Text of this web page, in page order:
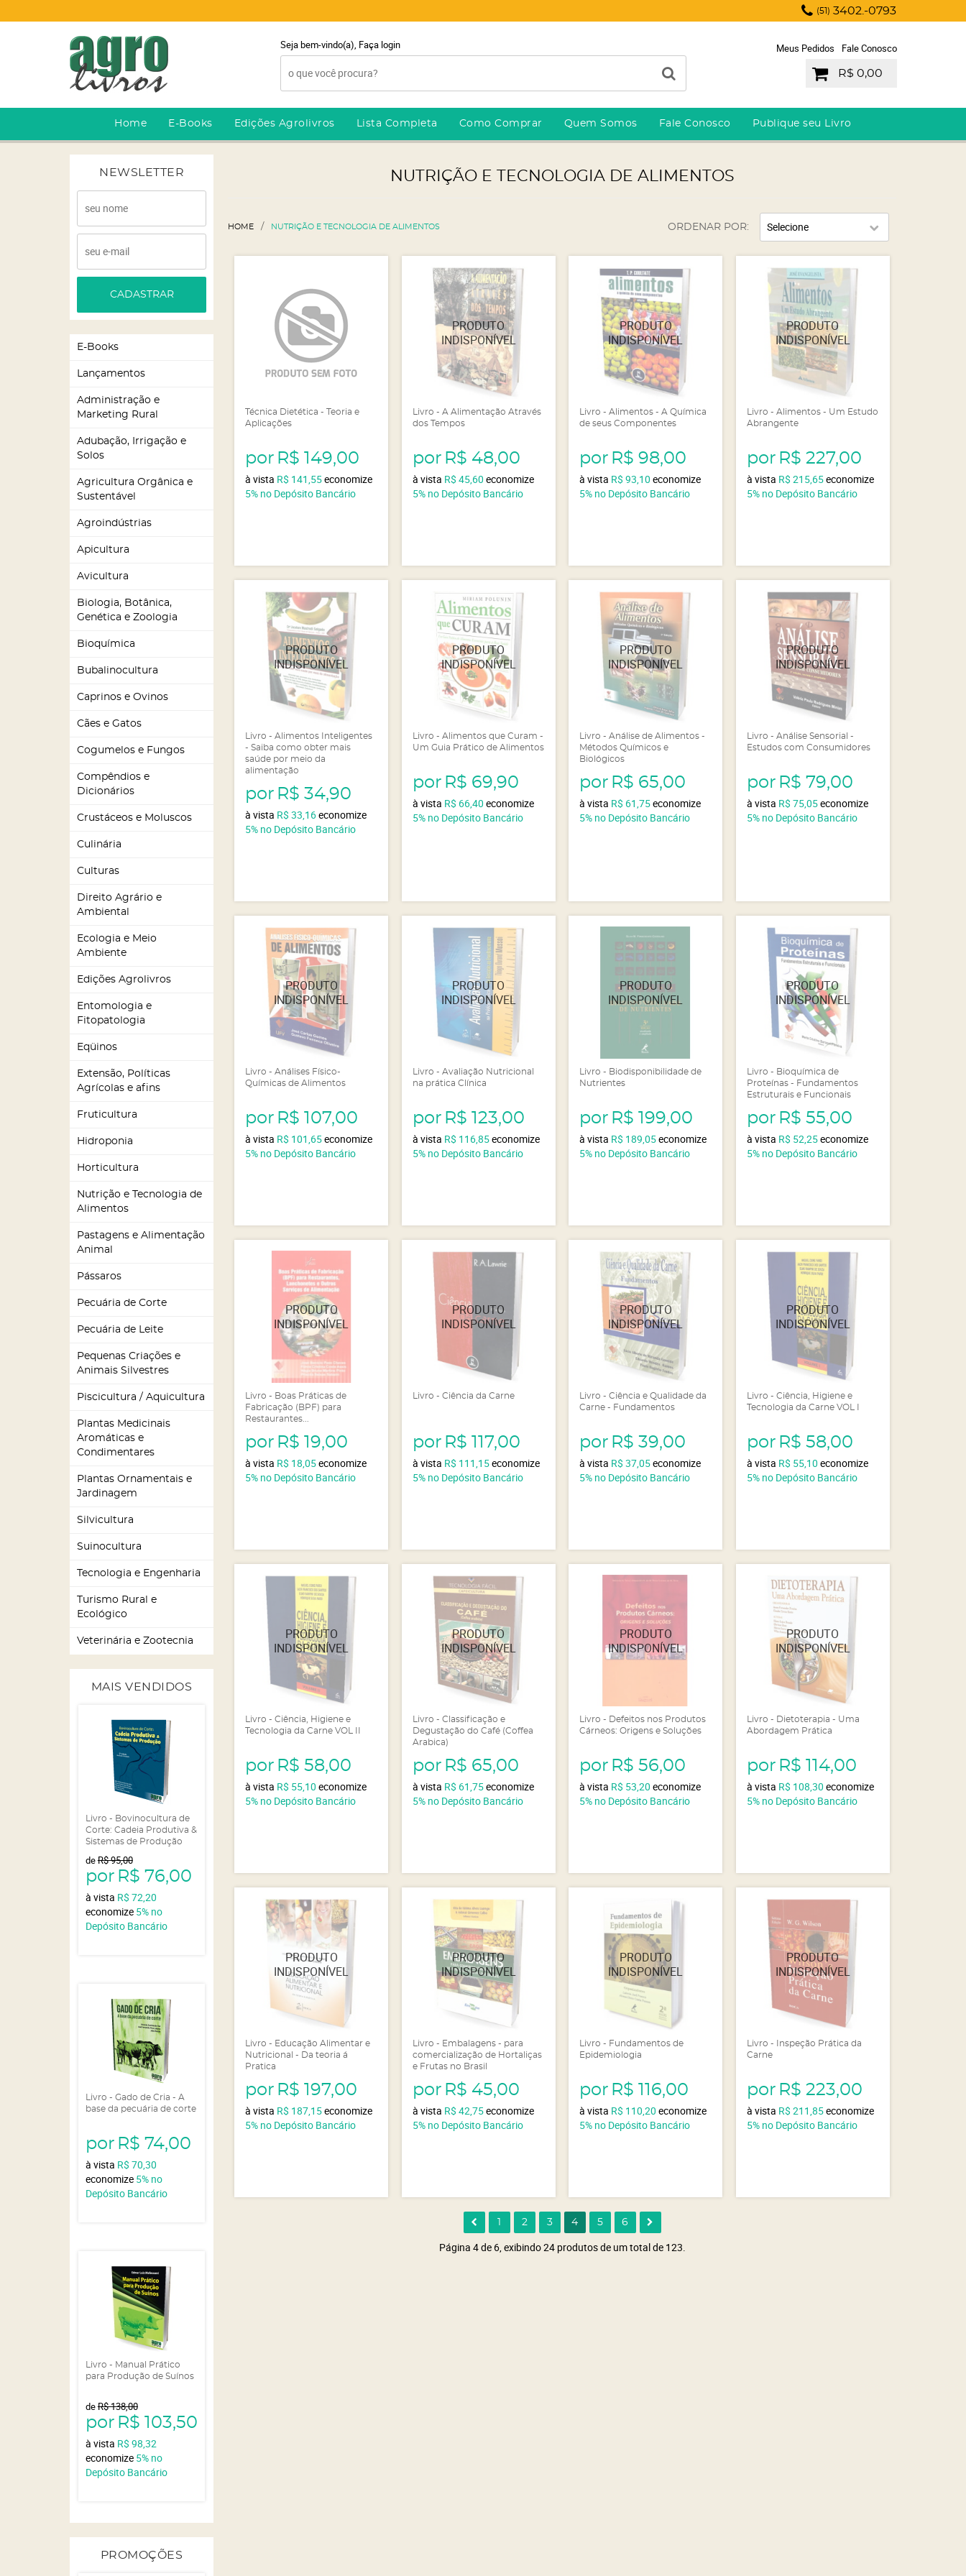
(51) 3402.-0793
Seja bem-vindo(a), Faça login Meus Pedidos Fale Conosco
R$ 0,00
Home E-Books Edições Agrolivros Lista Completa Como Comprar Quem Somos Fale Conosco Publique seu Livro
NEWSLETTER
CADASTRAR
E-Books
Lançamentos
Administração e
Marketing Rural
Adubação, Irrigação e
Solos
Agricultura Orgânica e
Sustentável
Agroindústrias
Apicultura
Avicultura
Biologia, Botânica,
Genética e Zoologia
Bioquímica
Bubalinocultura
Caprinos e Ovinos
Cães e Gatos
Cogumelos e Fungos
Compêndios e
Dicionários
Crustáceos e Moluscos
Culinária
Culturas
Direito Agrário e
Ambiental
Ecologia e Meio
Ambiente
Edições Agrolivros
Entomologia e
Fitopatologia
Eqüinos
Extensão, Políticas
Agrícolas e afins
Fruticultura
Hidroponia
Horticultura
Nutrição e Tecnologia de
Alimentos
Pastagens e Alimentação
Animal
Pássaros
Pecuária de Corte
Pecuária de Leite
Pequenas Criações e
Animais Silvestres
Piscicultura / Aquicultura
Plantas Medicinais
Aromáticas e
Condimentares
Plantas Ornamentais e
Jardinagem
Silvicultura
Suinocultura
Tecnologia e Engenharia
Turismo Rural e
Ecológico
Veterinária e Zootecnia
MAIS VENDIDOS
Livro - Bovinocultura de
Corte: Cadeia Produtiva &
Sistemas de Produção
deR$ 95,00
por R$ 76,00
à vista R$ 72,20
economize 5% no
Depósito Bancário
Livro - Gado de Cria - A
base da pecuária de corte
por R$ 74,00
à vista R$ 70,30
economize 5% no
Depósito Bancário
Livro - Manual Prático
para Produção de Suínos
deR$ 138,00
por R$ 103,50
à vista R$ 98,32
economize 5% no
Depósito Bancário
PROMOÇÕES
NUTRIÇÃO E TECNOLOGIA DE ALIMENTOS
HOME NUTRIÇÃO E TECNOLOGIA DE ALIMENTOS ORDENAR POR Selecione
Técnica Dietética - Teoria e
Aplicações
por R$ 149,00
à vista R$ 141,55economize
5% no Depósito Bancário
Livro - A Alimentação Através
dos Tempos
por R$ 48,00
à vista R$ 45,60 economize
5% no Depósito Bancário
Livro - Alimentos - A Química
de seus Componentes
por R$ 98,00
à vista R$ 93,10 economize
5% no Depósito Bancário
Livro - Alimentos - Um Estudo
Abrangente
por R$ 227,00
à vista R$ 215,65economize
5% no Depósito Bancário
Livro - Alimentos Inteligentes
- Saiba como obter mais
saúde por meio da
alimentação
por R$ 34,90
à vista R$ 33,16economize
5% no Depósito Bancário
Livro - Alimentos que Curam -
Um Guia Prático de Alimentos
por R$ 69,90
à vista R$ 66,40 economize
5% no Depósito Bancário
Livro - Análise de Alimentos -
Métodos Químicos e
Biológicos
por R$ 65,00
à vista R$ 61,75economize
5% no Depósito Bancário
Livro - Análise Sensorial -
Estudos com Consumidores
por R$ 79,00
à vista R$ 75,05economize
5% no Depósito Bancário
Livro - Análises Físico-
Químicas de Alimentos
por R$ 107,00
à vista R$ 101,65economize
5% no Depósito Bancário
Livro - Avaliação Nutricional
na prática Clínica
por R$ 123,00
à vista R$ 116,85economize
5% no Depósito Bancário
Livro - Biodisponibilidade de
Nutrientes
por R$ 199,00
à vista R$ 189,05economize
5% no Depósito Bancário
Livro - Bioquímica de
Proteínas - Fundamentos
Estruturais e Funcionais
por R$ 55,00
à vista R$ 52,25economize
5% no Depósito Bancário
Livro - Boas Práticas de
Fabricação (BPF) para
Restaurantes...
por R$ 19,00
à vista R$ 18,05economize
5% no Depósito Bancário
Livro - Ciência da Carne
por R$ 117,00
à vista R$ 111,15economize
5% no Depósito Bancário
Livro - Ciência e Qualidade da
Carne - Fundamentos
por R$ 39,00
à vista R$ 37,05economize
5% no Depósito Bancário
Livro - Ciência, Higiene e
Tecnologia da Carne VOL I
por R$ 58,00
à vista R$ 55,10 economize
5% no Depósito Bancário
Livro - Ciência, Higiene e
Tecnologia da Carne VOL II
por R$ 58,00
à vista R$ 55,10 economize
5% no Depósito Bancário
Livro - Classificação e
Degustação do Café (Coffea
Arabica)
por R$ 65,00
à vista R$ 61,75economize
5% no Depósito Bancário
Livro - Defeitos nos Produtos
Cárneos: Origens e Soluções
por R$ 56,00
à vista R$ 53,20 economize
5% no Depósito Bancário
Livro - Dietoterapia - Uma
Abordagem Prática
por R$ 114,00
à vista R$ 108,30 economize
5% no Depósito Bancário
Livro - Educação Alimentar e
Nutricional - Da teoria á
Pratica
por R$ 197,00
à vista R$ 187,15economize
5% no Depósito Bancário
Livro - Embalagens - para
comercialização de Hortaliças
e Frutas no Brasil
por R$ 45,00
à vista R$ 42,75economize
5% no Depósito Bancário
Livro - Fundamentos de
Epidemiologia
por R$ 116,00
à vista R$ 110,20 economize
5% no Depósito Bancário
Livro - Inspeção Prática da
Carne
por R$ 223,00
à vista R$ 211,85economize
5% no Depósito Bancário
2 3 4 5 6
Página 4 de 6, exibindo 24 produtos de um total de 123.